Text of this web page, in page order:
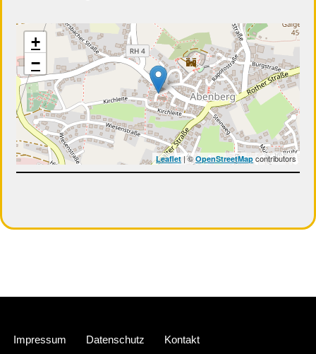
+
−
Leaflet| © OpenStreetMapcontributors
Impressum Datenschutz Kontakt